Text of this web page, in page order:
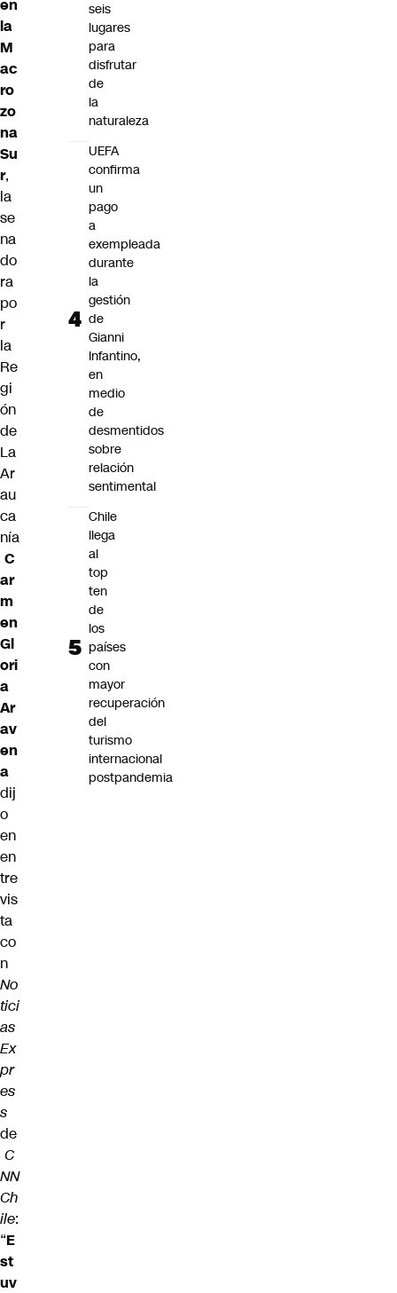
en
la
M
ac
ro
zo
na
Su
r,
la
se
na
do
ra
po
r
la
Re
gi
ón
de
La
Ar
au
ca
nía
C
ar
m
en
Gl
ori
a
Ar
av
en
a
dij
o
en
en
tre
vis
ta
co
n
No
tici
as
Ex
pr
es
s
de
C
NN
Ch
ile:
“E
st
uv
seis
lugares
para
disfrutar
de
la
naturaleza
UEFA
confirma
un
pago
a
exempleada
durante
la
gestión
de
Gianni
Infantino,
en
medio
de
desmentidos
sobre
relación
sentimental
Chile
llega
al
top
ten
de
los
países
con
mayor
recuperación
del
turismo
internacional
postpandemia